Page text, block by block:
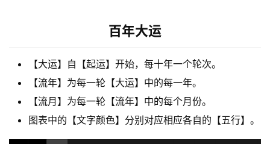
服
务
百年大运
【大运】自【起运】开始，每十年一个轮次。
【流年】为每一轮【大运】中的每一年。
【流月】为每一轮【流年】中的每个月份。
图表中的【文字颜色】分别对应相应各自的【五行】。